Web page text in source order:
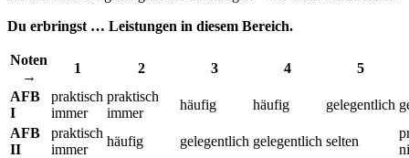
Du erbringst … Leistungen in diesem Bereich.
Noten
→
1 2 3 4
5
AFB
I
praktisch
immer
praktisch
immer
häufig häufig gelegentlich
AFB
II
praktisch
immer
häufig gelegentlich gelegentlich selten